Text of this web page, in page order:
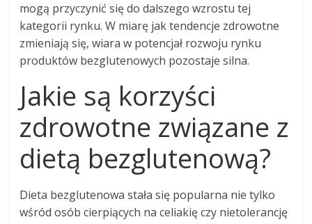
mogą przyczynić się do dalszego wzrostu tej
kategorii rynku. W miarę jak tendencje zdrowotne
zmieniają się, wiara w potencjał rozwoju rynku
produktów bezglutenowych pozostaje silna.
Jakie są korzyści
zdrowotne związane z
dietą bezglutenową?
Dieta bezglutenowa stała się popularna nie tylko
wśród osób cierpiących na celiakię czy nietolerancję